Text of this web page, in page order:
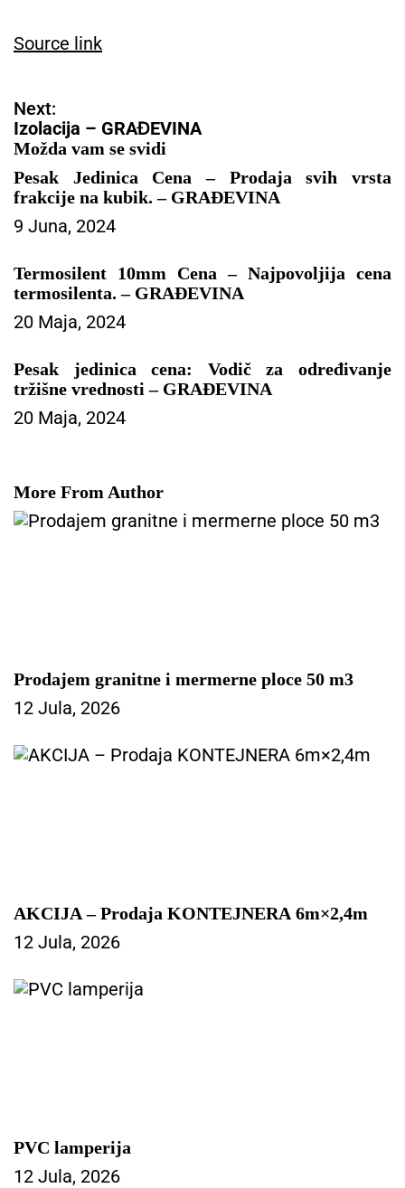
Source link
N
a
v
i
g
a
c
j
a
l
n
a
a
Next:
Izolacija – GRAĐEVINA
Možda vam se svidi
Pesak Jedinica Cena – Prodaja svih vrsta
frakcije na kubik. – GRAĐEVINA
9 Juna, 2024
Termosilent 10mm Cena – Najpovoljija cena
termosilenta. – GRAĐEVINA
20 Maja, 2024
Pesak jedinica cena: Vodič za određivanje
tržišne vrednosti – GRAĐEVINA
20 Maja, 2024
More From Author
Prodajem granitne i mermerne ploce 50 m3
12 Jula, 2026
AKCIJA – Prodaja KONTEJNERA 6m×2,4m
12 Jula, 2026
PVC lamperija
12 Jula, 2026